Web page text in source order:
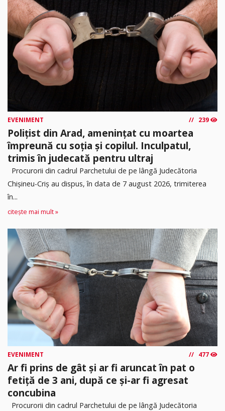
EVENIMENT 239
Polițist din Arad, amenințat cu moartea
împreună cu soția și copilul. Inculpatul,
trimis în judecată pentru ultraj
Procurorii din cadrul Parchetului de pe lângă Judecătoria
Chișineu-Criș au dispus, în data de 7 august 2026, trimiterea
în...
citește mai mult »
EVENIMENT 477
Ar fi prins de gât și ar fi aruncat în pat o
fetiță de 3 ani, după ce și-ar fi agresat
concubina
Procurorii din cadrul Parchetului de pe lângă Judecătoria